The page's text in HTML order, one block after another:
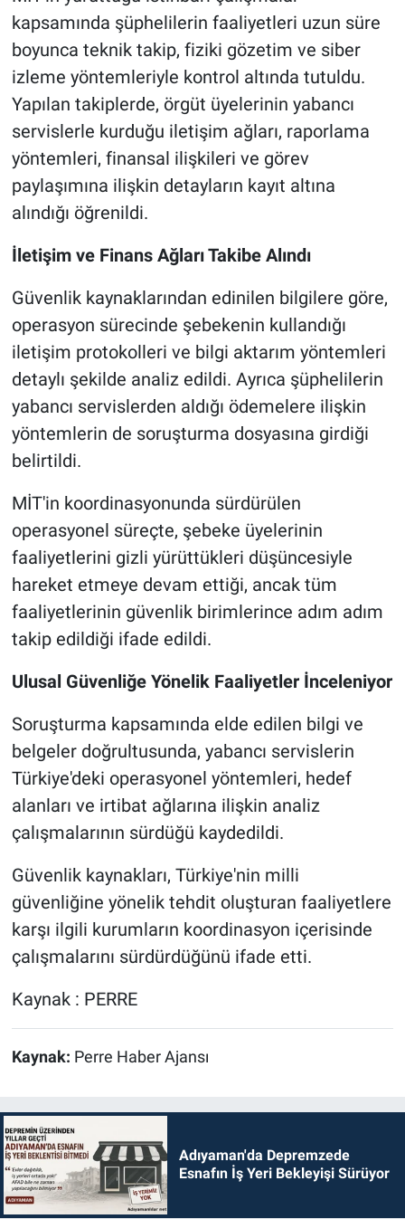
kapsamında şüphelilerin faaliyetleri uzun süre
boyunca teknik takip, fiziki gözetim ve siber
izleme yöntemleriyle kontrol altında tutuldu.
Yapılan takiplerde, örgüt üyelerinin yabancı
servislerle kurduğu iletişim ağları, raporlama
yöntemleri, finansal ilişkileri ve görev
paylaşımına ilişkin detayların kayıt altına
alındığı öğrenildi.
İletişim ve Finans Ağları Takibe Alındı
Güvenlik kaynaklarından edinilen bilgilere göre,
operasyon sürecinde şebekenin kullandığı
iletişim protokolleri ve bilgi aktarım yöntemleri
detaylı şekilde analiz edildi. Ayrıca şüphelilerin
yabancı servislerden aldığı ödemelere ilişkin
yöntemlerin de soruşturma dosyasına girdiği
belirtildi.
MİT'in koordinasyonunda sürdürülen
operasyonel süreçte, şebeke üyelerinin
faaliyetlerini gizli yürüttükleri düşüncesiyle
hareket etmeye devam ettiği, ancak tüm
faaliyetlerinin güvenlik birimlerince adım adım
takip edildiği ifade edildi.
Ulusal Güvenliğe Yönelik Faaliyetler İnceleniyor
Soruşturma kapsamında elde edilen bilgi ve
belgeler doğrultusunda, yabancı servislerin
Türkiye'deki operasyonel yöntemleri, hedef
alanları ve irtibat ağlarına ilişkin analiz
çalışmalarının sürdüğü kaydedildi.
Güvenlik kaynakları, Türkiye'nin milli
güvenliğine yönelik tehdit oluşturan faaliyetlere
karşı ilgili kurumların koordinasyon içerisinde
çalışmalarını sürdürdüğünü ifade etti.
Kaynak : PERRE
Kaynak: Perre Haber Ajansı
Adıyaman'da Depremzede
Esnafın İş Yeri Bekleyişi Sürüyor